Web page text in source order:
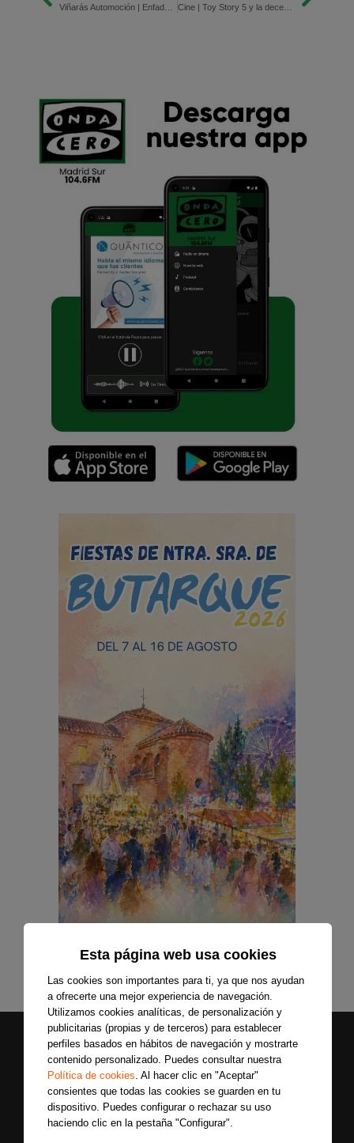
Esta página web usa cookies
Las cookies son importantes para ti, ya que nos ayudan
a ofrecerte una mejor experiencia de navegación.
Utilizamos cookies analíticas, de personalización y
publicitarias (propias y de terceros) para establecer
perfiles basados en hábitos de navegación y mostrarte
contenido personalizado. Puedes consultar nuestra
Política de cookies. Al hacer clic en "Aceptar"
consientes que todas las cookies se guarden en tu
dispositivo. Puedes configurar o rechazar su uso
haciendo clic en la pestaña "Configurar".
Cine | Toy Story 5 y la decepción de Spielberg